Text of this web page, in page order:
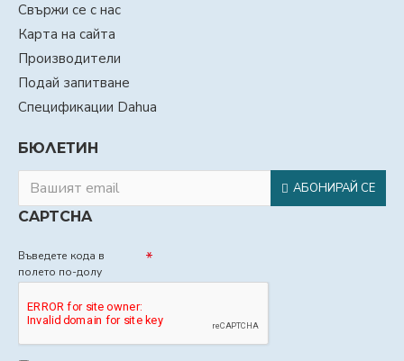
Свържи се с нас
Карта на сайта
Производители
Подай запитване
Спецификации Dahua
БЮЛЕТИН
АБОНИРАЙ СЕ
CAPTCHA
Въведете кода в
полето по-долу